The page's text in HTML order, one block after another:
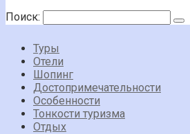
Поиск:
Туры
Отели
Шопинг
Достопримечательности
Особенности
Тонкости туризма
Отдых